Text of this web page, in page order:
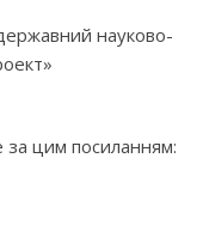
науково-
за цим посиланням: